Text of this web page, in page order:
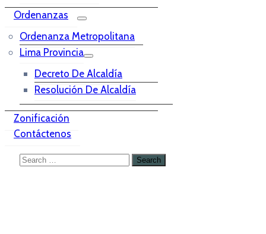
Ordenanzas
Ordenanza Metropolitana
Lima Provincia
Decreto De Alcaldía
Resolución De Alcaldía
Zonificación
Contáctenos